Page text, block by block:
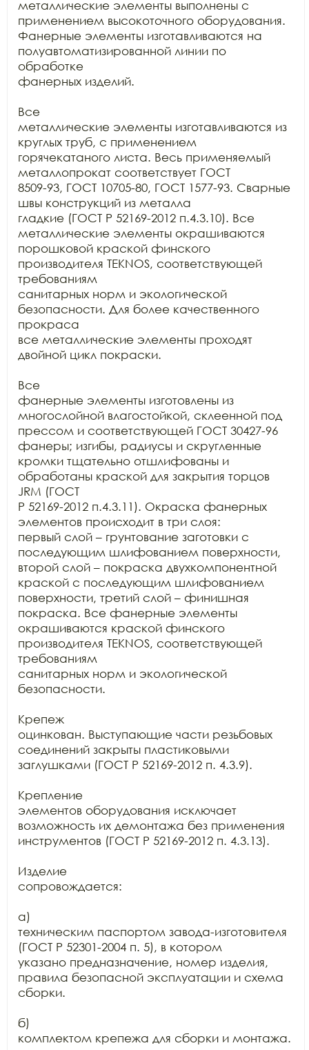
металлические элементы выполнены с
применением высокоточного оборудования.
Фанерные элементы изготавливаются на
полуавтоматизированной линии по
обработке
фанерных изделий.
Все
металлические элементы изготавливаются из
круглых труб, с применением
горячекатаного листа. Весь применяемый
металлопрокат соответствует ГОСТ
8509-93, ГОСТ 10705-80, ГОСТ 1577-93. Сварные
швы конструкций из металла
гладкие (ГОСТ Р 52169-2012 п.4.3.10). Все
металлические элементы окрашиваются
порошковой краской финского
производителя TEKNOS, соответствующей
требованиям
санитарных норм и экологической
безопасности. Для более качественного
прокраса
все металлические элементы проходят
двойной цикл покраски.
Все
фанерные элементы изготовлены из
многослойной влагостойкой, склеенной под
прессом и соответствующей ГОСТ 30427-96
фанеры; изгибы, радиусы и скругленные
кромки тщательно отшлифованы и
обработаны краской для закрытия торцов
JRM (ГОСТ
Р 52169-2012 п.4.3.11). Окраска фанерных
элементов происходит в три слоя:
первый слой – грунтование заготовки с
последующим шлифованием поверхности,
второй слой – покраска двухкомпонентной
краской с последующим шлифованием
поверхности, третий слой – финишная
покраска. Все фанерные элементы
окрашиваются краской финского
производителя TEKNOS, соответствующей
требованиям
санитарных норм и экологической
безопасности.
Крепеж
оцинкован. Выступающие части резьбовых
соединений закрыты пластиковыми
заглушками (ГОСТ Р 52169-2012 п. 4.3.9).
Крепление
элементов оборудования исключает
возможность их демонтажа без применения
инструментов (ГОСТ Р 52169-2012 п. 4.3.13).
Изделие
сопровождается:
а)
техническим паспортом завода-изготовителя
(ГОСТ Р 52301-2004 п. 5), в котором
указано предназначение, номер изделия,
правила безопасной эксплуатации и схема
сборки.
б)
комплектом крепежа для сборки и монтажа.